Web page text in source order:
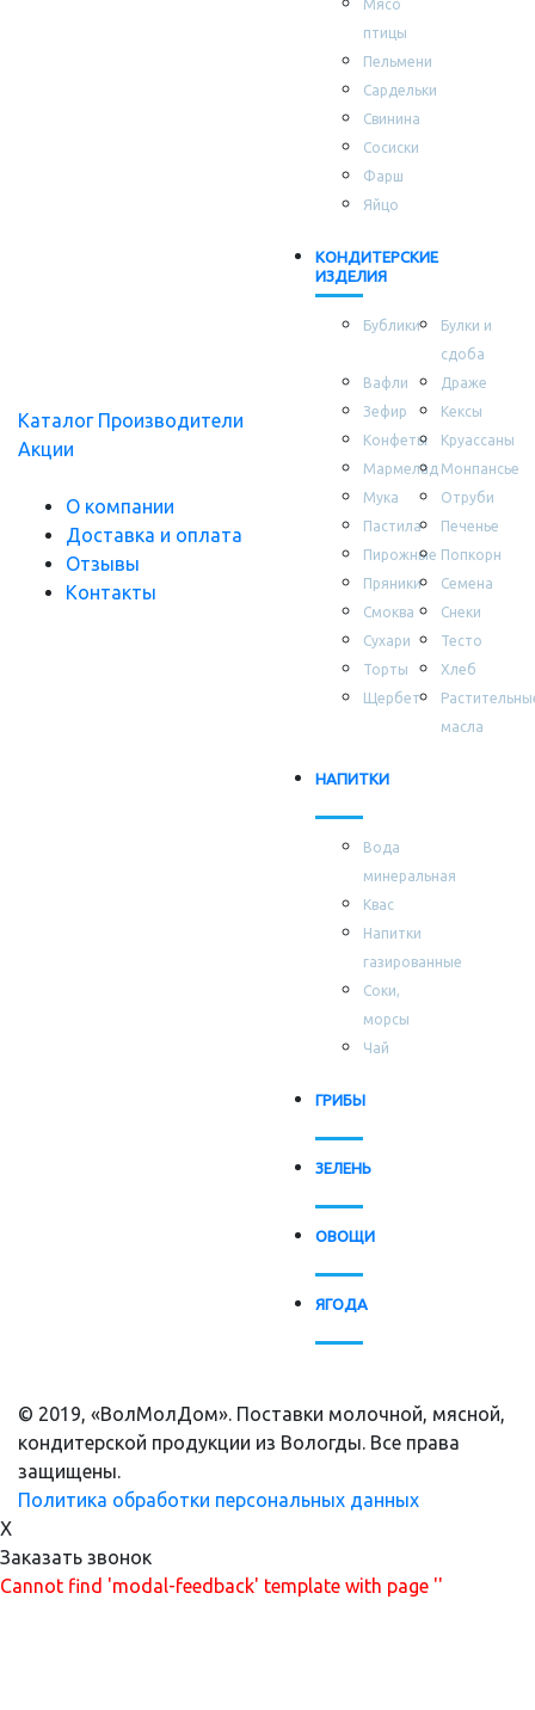
Каталог Производители
Акции
О компании
Доставка и оплата
Отзывы
Контакты
Мясо
птицы
Пельмени
Сардельки
Свинина
Сосиски
Фарш
Яйцо
КОНДИТЕРСКИЕ
ИЗДЕЛИЯ
Бублики
Булки и
сдоба
Вафли
Драже
Зефир
Кексы
Конфеты
Круассаны
Мармелад Монпансье
Мука
Отруби
Пастила
Печенье
Пирожные Попкорн
Пряники
Семена
Смоква
Снеки
Сухари
Тесто
Торты
Хлеб
Щербет
масла
НАПИТКИ
Вода
минеральная
Квас
Напитки
газированные
Соки,
морсы
Чай
ГРИБЫ
ЗЕЛЕНЬ
ОВОЩИ
ЯГОДА
© 2019, «ВолМолДом». Поставки молочной, мясной,
кондитерской продукции из Вологды. Все права
защищены.
Политика обработки персональных данных
X
Заказать звонок
Cannot find 'modal-feedback' template with page ''